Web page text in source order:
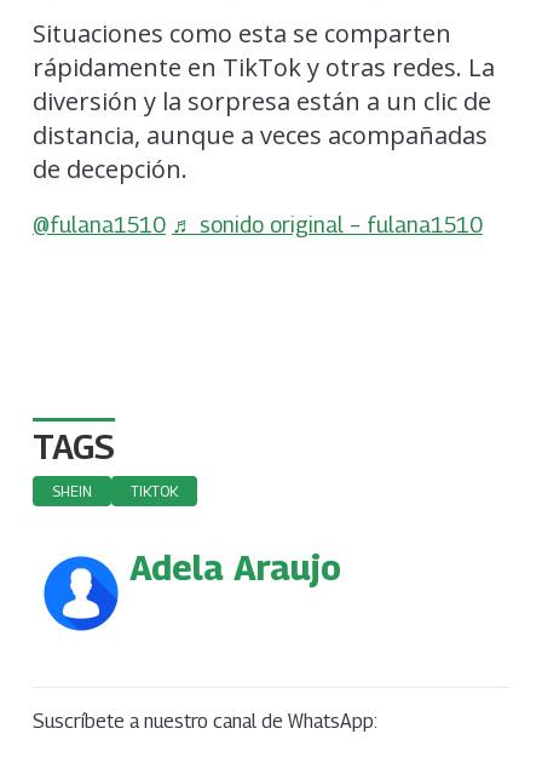
Situaciones como esta se comparten
rápidamente en TikTok y otras redes. La
diversión y la sorpresa están a un clic de
distancia, aunque a veces acompañadas
de decepción.
@fulana1510 ♬ sonido original – fulana1510
TAGS
SHEIN TIKTOK
Adela Araujo
Suscríbete a nuestro canal de WhatsApp: